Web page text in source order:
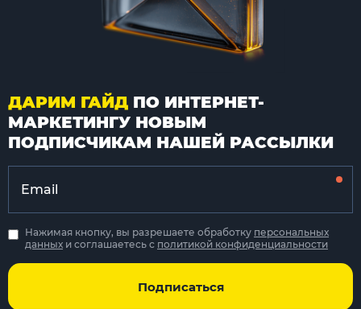
ДАРИМ ГАЙД ПО ИНТЕРНЕТ-
МАРКЕТИНГУ НОВЫМ
ПОДПИСЧИКАМ НАШЕЙ РАССЫЛКИ
Подписаться
Нажимая кнопку, вы разрешаете обработку персональных
данных и соглашаетесь с политикой конфиденциальности